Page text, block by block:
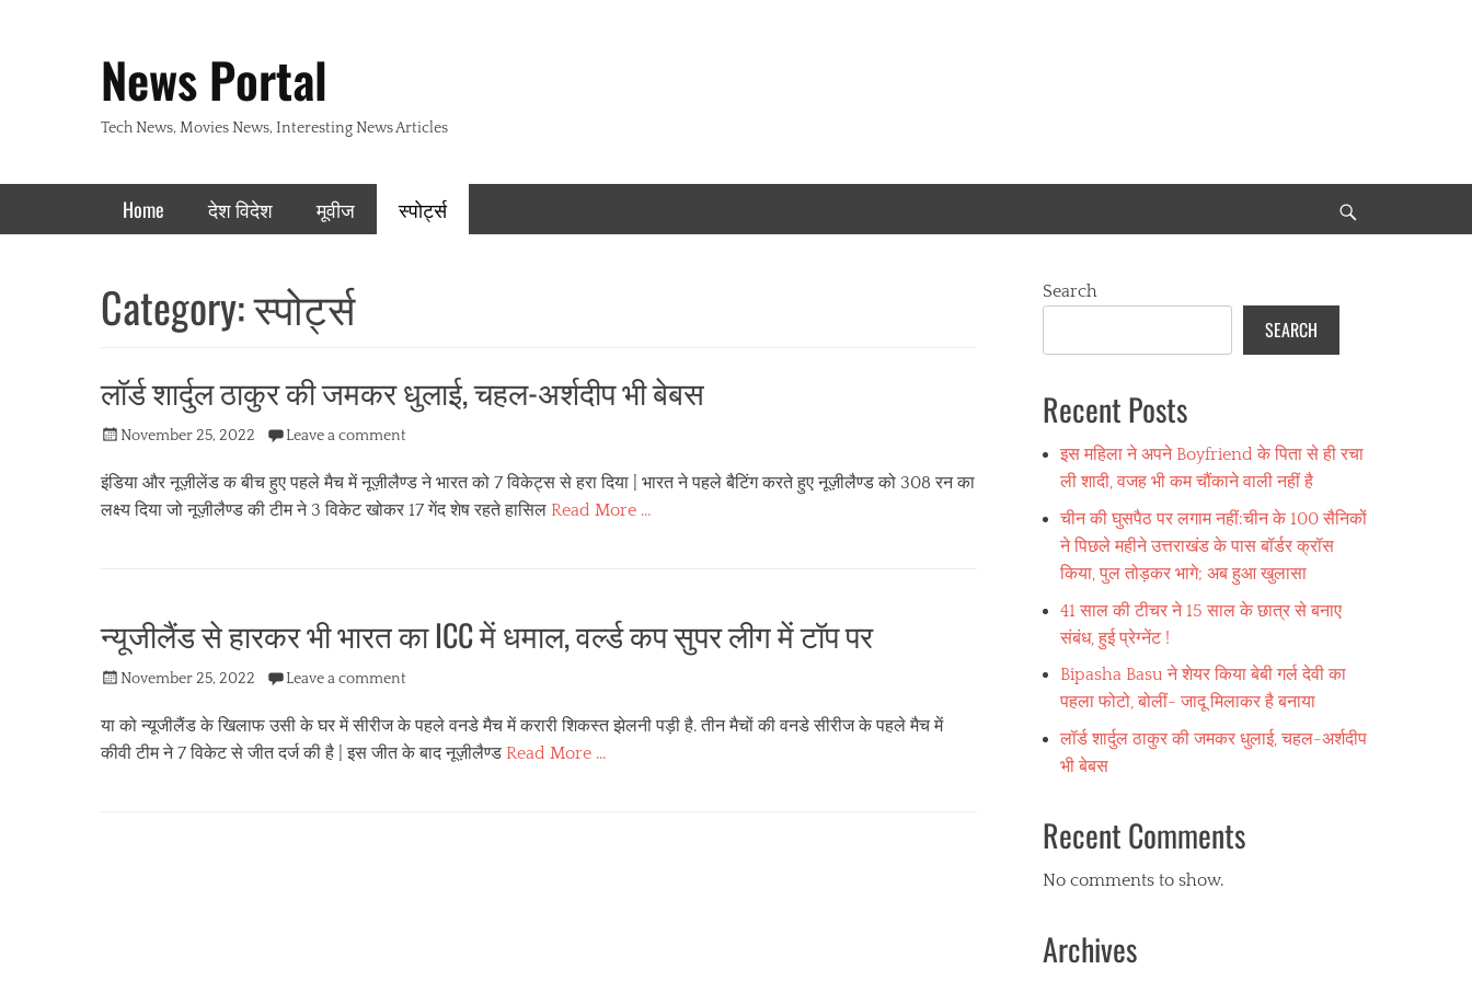
content
News Portal
Tech News, Movies News, Interesting News Articles
Primary Menu
Skip
to
Home देश विदेश मूवीज स्पोर्ट्स
Category:स्पोर्ट्स
लॉर्ड शार्दुल ठाकुर की जमकर धुलाई, चहल-अर्शदीप भी बेबस
Posted
November 25, 2022 Leave a comment
इंडिया और नूज़ीलेंड क बीच हुए पहले मैच में नूज़ीलैण्ड ने भारत को 7 विकेट्स से हरा दिया | भारत ने पहले बैटिंग करते हुए नूज़ीलैण्ड को 308 रन का
लक्ष्य दिया जो नूज़ीलैण्ड की टीम ने 3 विकेट खोकर 17 गेंद शेष रहते हासिल Read More …
न्यूजीलैंड से हारकर भी भारत का ICC में धमाल, वर्ल्ड कप सुपर लीग में टॉप पर
Posted
November 25, 2022 Leave a comment
या को न्यूजीलैंड के खिलाफ उसी के घर में सीरीज के पहले वनडे मैच में करारी शिकस्त झेलनी पड़ी है. तीन मैचों की वनडे सीरीज के पहले मैच में
कीवी टीम ने 7 विकेट से जीत दर्ज की है | इस जीत के बाद नूज़ीलैण्ड Read More …
Search
SEARCH
Recent Posts
इस महिला ने अपने Boyfriend के पिता से ही रचा
ली शादी, वजह भी कम चौंकाने वाली नहीं है
चीन की घुसपैठ पर लगाम नहीं:चीन के 100 सैनिकों
ने पिछले महीने उत्तराखंड के पास बॉर्डर क्रॉस
किया, पुल तोड़कर भागे; अब हुआ खुलासा
41 साल की टीचर ने 15 साल के छात्र से बनाए
संबंध, हुई प्रेग्नेंट !
Bipasha Basu ने शेयर किया बेबी गर्ल देवी का
पहला फोटो, बोलीं- जादू मिलाकर है बनाया
लॉर्ड शार्दुल ठाकुर की जमकर धुलाई, चहल-अर्शदीप
भी बेबस
Recent Comments
No comments to show.
Archives